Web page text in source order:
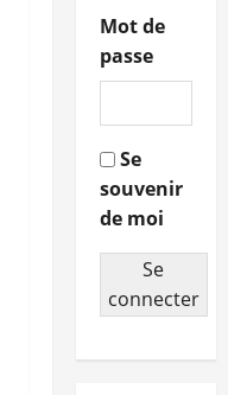
Mot de
passe
Se
souvenir
de moi
Se
connecter